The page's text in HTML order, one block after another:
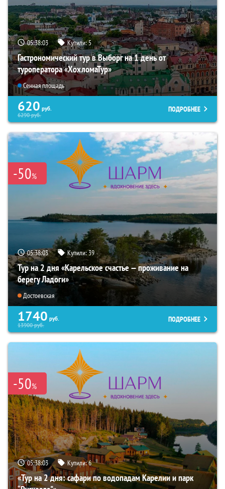
05:38:01 Купили:5
Гастрономический тур в Выборг на 1 день от
туроператора «ХохломаТур»
Сенная площадь
620 руб.
6290руб.
ПОДРОБНЕЕ
-50%
05:38:01 Купили:39
Тур на 2 дня «Карельское счастье — проживание на
берегу Ладоги»
Достоевская
1740 руб.
13900руб.
ПОДРОБНЕЕ
-50%
05:38:01 Купили:6
«Тур на 2 дня: сафари по водопадам Карелии и парк